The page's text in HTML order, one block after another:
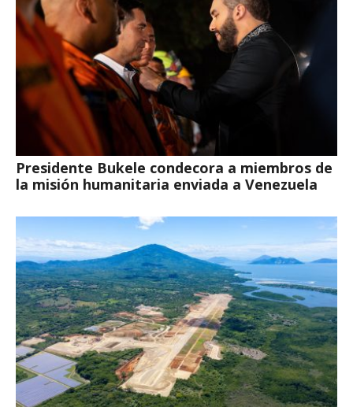
Presidente Bukele condecora a miembros de
la misión humanitaria enviada a Venezuela